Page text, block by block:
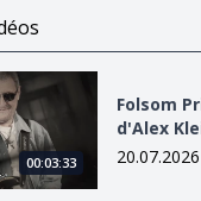
Blues d&#039;Alex
00:03:33
Folsom
d'Alex
20.07.2026